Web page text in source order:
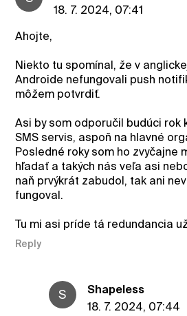
18. 7. 2024, 07:41
Ahojte,
Niekto tu spomínal, že v
Androide nefungovali push
môžem potvrdiť.
Asi by som odporučil budúci rok
SMS servis, aspoň na hlavné
Posledné roky som ho zvyčajne
hľadať a takých nás veľa asi
naň prvýkrát zabudol, tak ani
fungoval.
Tu mi asi príde tá redundancia
Reply
S
ShapeIess
18. 7. 2024, 07:44